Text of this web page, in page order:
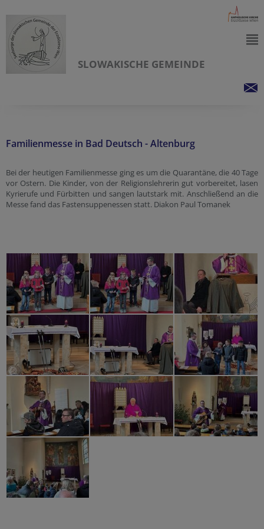
SLOWAKISCHE GEMEINDE
Familienmesse in Bad Deutsch - Altenburg
Bei der heutigen Familienmesse ging es um die Quarantäne, die 40 Tage
vor Ostern. Die Kinder, von der Religionslehrerin gut vorbereitet, lasen
Kyrierufe und Fürbitten und sangen lautstark mit. Anschließend an die
Messe fand das Fastensuppenessen statt. Diakon Paul Tomanek